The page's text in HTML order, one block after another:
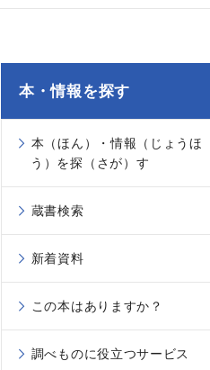
本・情報を探す
本（ほん）・情報（じょうほ
う）を探（さが）す
蔵書検索
新着資料
この本はありますか？
調べものに役立つサービス